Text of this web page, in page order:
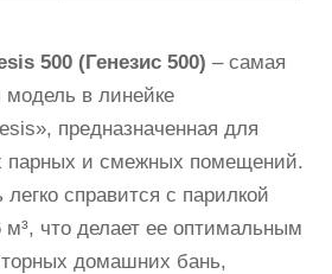
500 (Генезис 500) – самая
модель в линейке
предназначенная для
парных и смежных помещений.
справится с парилкой
что делает ее оптимальным
домашних бань,